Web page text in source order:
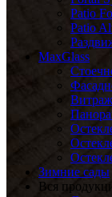
Patio
Patio
MaxGlass
Зимние сады
Вся